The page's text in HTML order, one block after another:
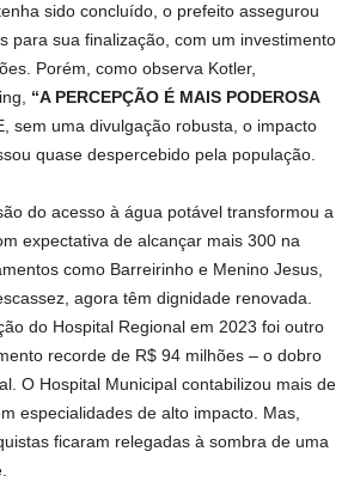
sido concluído, o prefeito assegurou
para sua finalização, com um investimento
Porém, como observa Kotler,
“A PERCEPÇÃO É MAIS PODEROSA
sem uma divulgação robusta, o impacto
quase despercebido pela população.
do acesso à água potável transformou a
expectativa de alcançar mais 300 na
como Barreirinho e Menino Jesus,
agora têm dignidade renovada.
do Hospital Regional em 2023 foi outro
recorde de R$ 94 milhões – o dobro
O Hospital Municipal contabilizou mais de
especialidades de alto impacto. Mas,
ficaram relegadas à sombra de uma